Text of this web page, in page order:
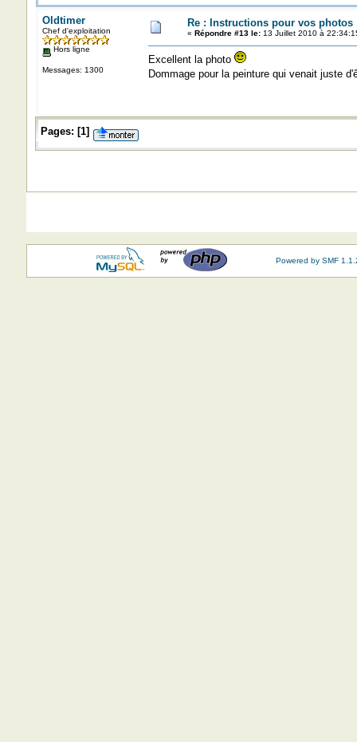
Oldtimer
Chef d'exploitation
Hors ligne
Messages: 1300
Re : Instructions pour vos photos
« Répondre #13 le:13 Juillet 2010 à
Excellent la photo
Dommage pour la peinture qui venait juste
Pages: [1]
Powered by SMF